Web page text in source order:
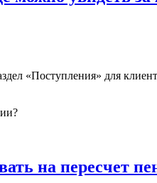
«Поступления» для
на пересчет